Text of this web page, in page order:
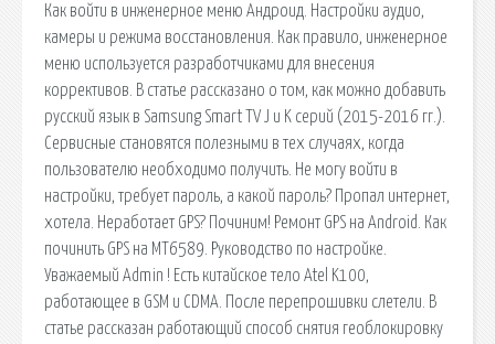
Как войти в инженерное меню Андроид. Настройки аудио,
камеры и режима восстановления. Как правило, инженерное
меню используется разработчиками для внесения
коррективов. В статье рассказано о том, как можно добавить
русский язык в Samsung Smart TV J и K серий (2015-2016 гг.).
Сервисные становятся полезными в тех случаях, когда
пользователю необходимо получить. Не могу войти в
настройки, требует пароль, а какой пароль? Пропал интернет,
хотела. Неработает GPS? Починим! Ремонт GPS на Android. Как
починить GPS на MT6589. Руководство по настройке.
Уважаемый Admin ! Есть китайское тело Atel K100,
работающее в GSM и CDMA. После перепрошивки слетели. В
статье рассказан работающий способ снятия геоблокировку